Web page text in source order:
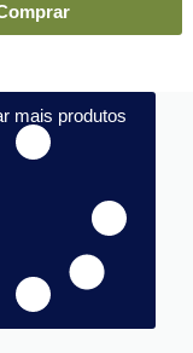
mais produtos